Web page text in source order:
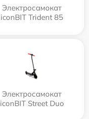
Электросамокат
iconBIT Trident 85
Электросамокат
iconBIT Street Duo